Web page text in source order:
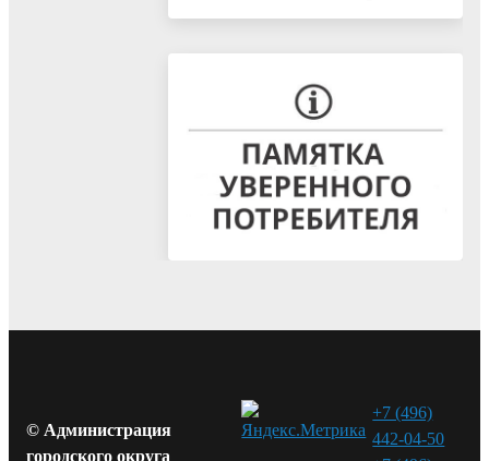
© Администрация
городского округа
+7 (496)
442-04-50